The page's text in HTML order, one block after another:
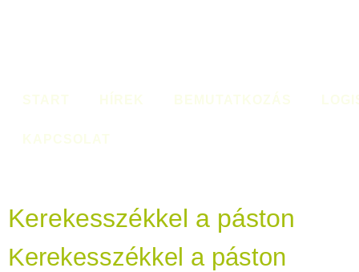
START HÍREK BEMUTATKOZÁS
KAPCSOLAT
Kerekesszékkel a páston
Kerekesszékkel a páston